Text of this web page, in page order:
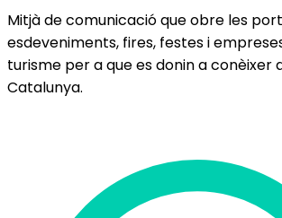
Mitjà de comunicació que obre les
esdeveniments, fires, festes i
turisme per a que es donin a conèixer
Catalunya.